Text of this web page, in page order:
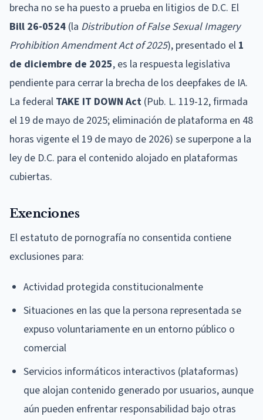
brecha no se ha puesto a prueba en litigios de D.C. El
Bill 26-0524 (la Distribution of False Sexual Imagery
Prohibition Amendment Act of 2025), presentado el 1
de diciembre de 2025, es la respuesta legislativa
pendiente para cerrar la brecha de los deepfakes de IA.
La federal TAKE IT DOWN Act (Pub. L. 119-12, firmada
el 19 de mayo de 2025; eliminación de plataforma en 48
horas vigente el 19 de mayo de 2026) se superpone a la
ley de D.C. para el contenido alojado en plataformas
cubiertas.
Exenciones
El estatuto de pornografía no consentida contiene
exclusiones para:
Actividad protegida constitucionalmente
Situaciones en las que la persona representada se
expuso voluntariamente en un entorno público o
comercial
Servicios informáticos interactivos (plataformas)
que alojan contenido generado por usuarios, aunque
aún pueden enfrentar responsabilidad bajo otras